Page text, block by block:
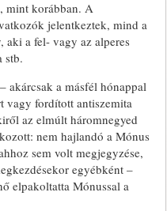
mint korábban. A
jelentkeztek, mind a
aki a fel- vagy az alperes
stb.
akárcsak a másfél hónappal
vagy fordított antiszemita
az elmúlt háromnegyed
nem hajlandó a Mónus
sem volt megjegyzése,
egyébként –
elpakoltatta Mónussal a